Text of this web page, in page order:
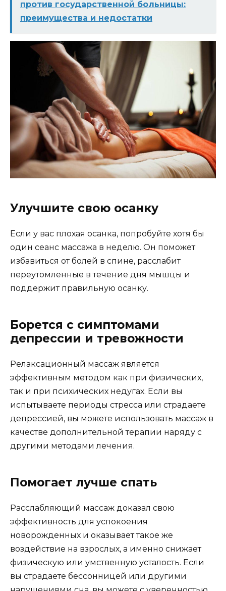
против государственной больницы:
преимущества и недостатки
Улучшите свою осанку
Если у вас плохая осанка, попробуйте хотя бы
один сеанс массажа в неделю. Он поможет
избавиться от болей в спине, расслабит
переутомленные в течение дня мышцы и
поддержит правильную осанку.
Борется с симптомами
депрессии и тревожности
Релаксационный массаж является
эффективным методом как при физических,
так и при психических недугах. Если вы
испытываете периоды стресса или страдаете
депрессией, вы можете использовать массаж в
качестве дополнительной терапии наряду с
другими методами лечения.
Помогает лучше спать
Расслабляющий массаж доказал свою
эффективность для успокоения
новорожденных и оказывает такое же
воздействие на взрослых, а именно снижает
физическую или умственную усталость. Если
вы страдаете бессонницей или другими